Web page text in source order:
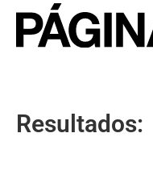
Resultados: